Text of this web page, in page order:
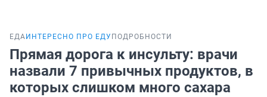
ЕДА ИНТЕРЕСНО ПРО ЕДУ ПОДРОБНОСТИ
Прямая дорога к инсульту: врачи
назвали 7 привычных продуктов, в
которых слишком много сахара